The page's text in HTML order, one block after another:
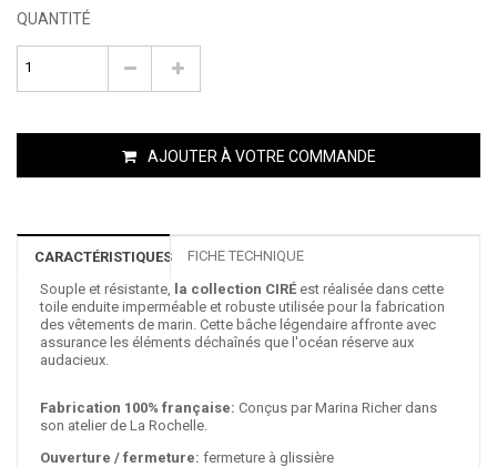
QUANTITÉ
AJOUTER À VOTRE COMMANDE
CARACTÉRISTIQUES
FICHE TECHNIQUE
Souple et résistante, la collection CIRÉ est réalisée dans cette
toile enduite imperméable et robuste utilisée pour la fabrication
des vêtements de marin. Cette bâche légendaire affronte avec
assurance les éléments déchaînés que l'océan réserve aux
audacieux.
Fabrication 100% française: Conçus par Marina Richer dans
son atelier de La Rochelle.
Ouverture / fermeture: fermeture à glissière